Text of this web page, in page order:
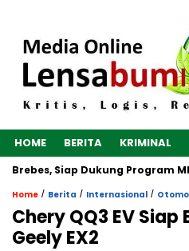
HOME BERITA KRIMINAL
Siap Dukung Program MBG
Home / Berita / Internasional /
Chery QQ3 EV
Geely EX2